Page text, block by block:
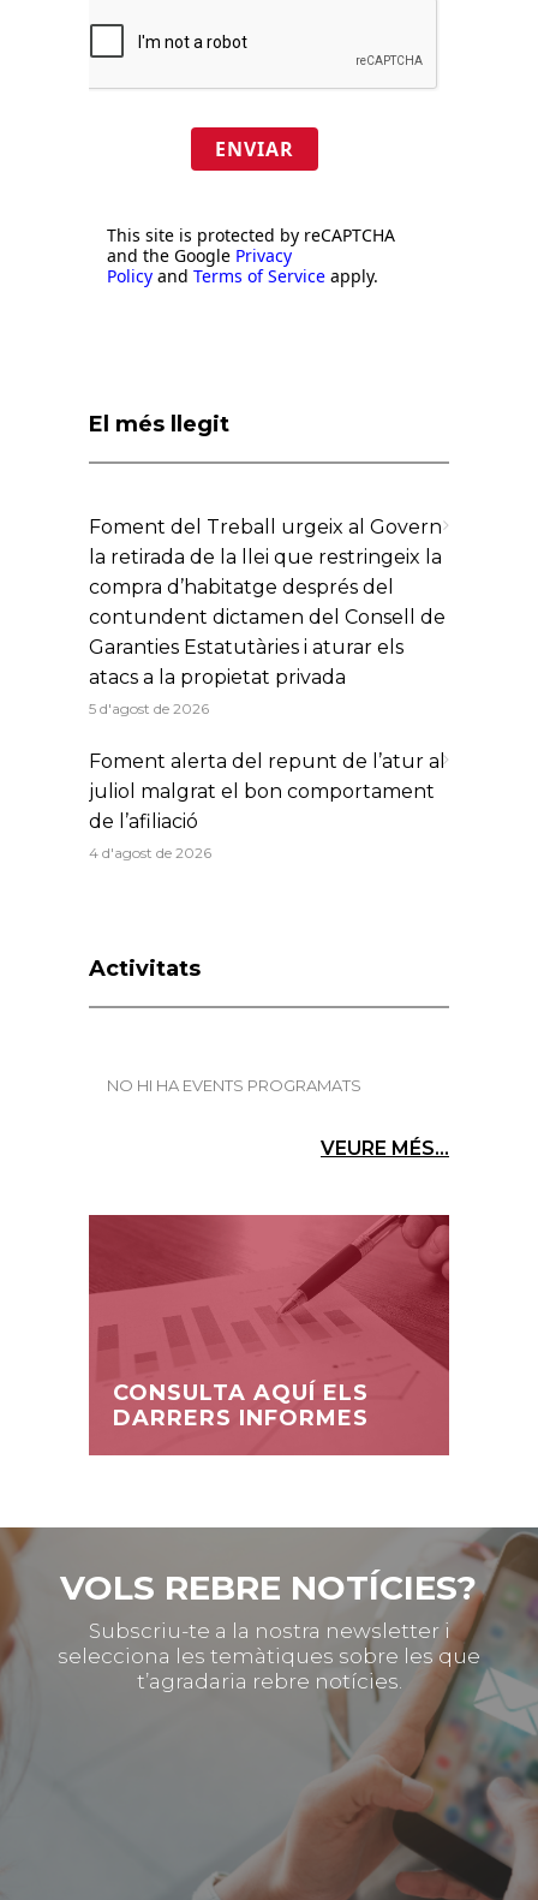
ENVIAR
This site is protected by reCAPTCHA
and the Google Privacy
Policy and Terms of Service apply.
El més llegit
Foment del Treball urgeix al Govern
la retirada de la llei que restringeix la
compra d’habitatge després del
contundent dictamen del Consell de
Garanties Estatutàries i aturar els
atacs a la propietat privada
5 d'agost de 2026
Foment alerta del repunt de l’atur al
juliol malgrat el bon comportament
de l’afiliació
4 d'agost de 2026
Activitats
NO HI HA EVENTS PROGRAMATS
VEURE MÉS...
CONSULTA AQUÍ ELS
DARRERS INFORMES
VOLS REBRE NOTÍCIES?
Subscriu-te a la nostra newsletter i
selecciona les temàtiques sobre les que
t’agradaria rebre notícies.